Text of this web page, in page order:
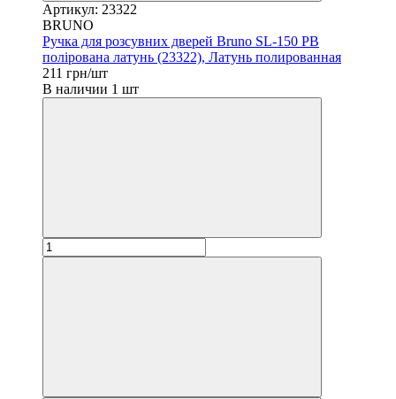
Артикул: 23322
BRUNO
Ручка для розсувних дверей Bruno SL-150 PB
полірована латунь (23322), Латунь полированная
211 грн/шт
В наличии 1 шт